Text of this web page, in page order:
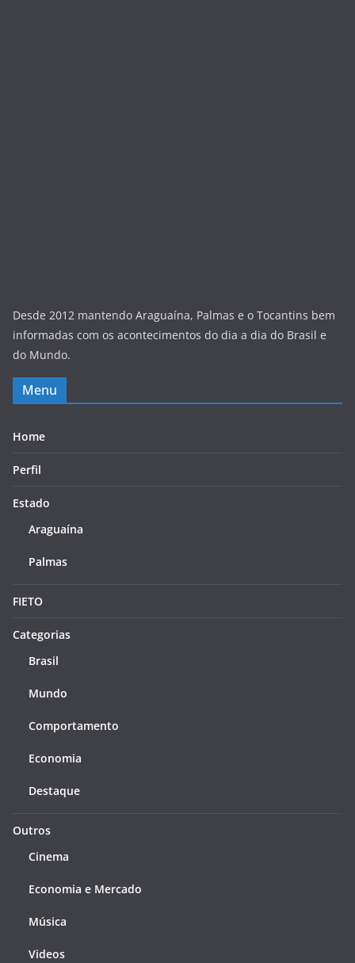
Desde 2012 mantendo Araguaína, Palmas e o Tocantins bem
informadas com os acontecimentos do dia a dia do Brasil e
do Mundo.
Menu
Home
Perfil
Estado
Araguaína
Palmas
FIETO
Categorias
Brasil
Mundo
Comportamento
Economia
Destaque
Outros
Cinema
Economia e Mercado
Música
Videos